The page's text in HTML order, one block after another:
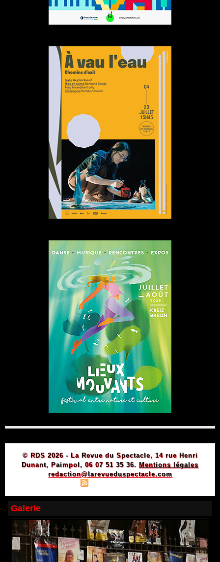
© RDS 2026 - La Revue du Spectacle, 14 rue Henri
Dunant, Paimpol, 06 07 51 35 36. Mentions légales
redaction@larevueduspectacle.com
Galerie